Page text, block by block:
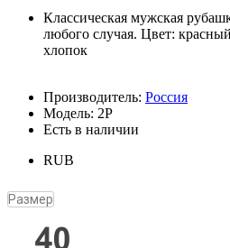
Классическая мужская
любого случая. Цвет:
хлопок
Производитель: Россия
Модель: 2Р
Есть в наличии
RUB
Размер